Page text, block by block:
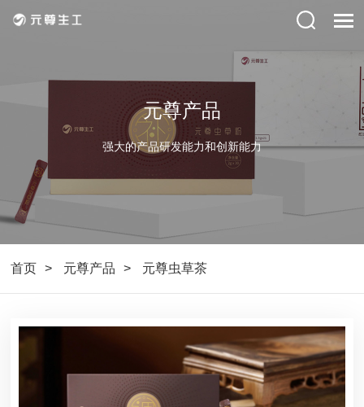
元尊产品
强大的产品研发能力和创新能力
首页 元尊产品 元尊虫草茶